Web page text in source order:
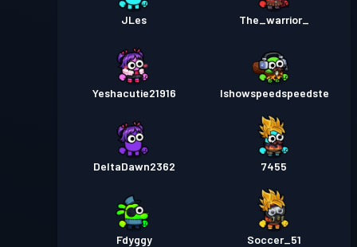
JLes The_warrior_
Yeshacutie21916 Ishowspeedspeedste
DeltaDawn2362 7455
Fdyggy Soccer_51